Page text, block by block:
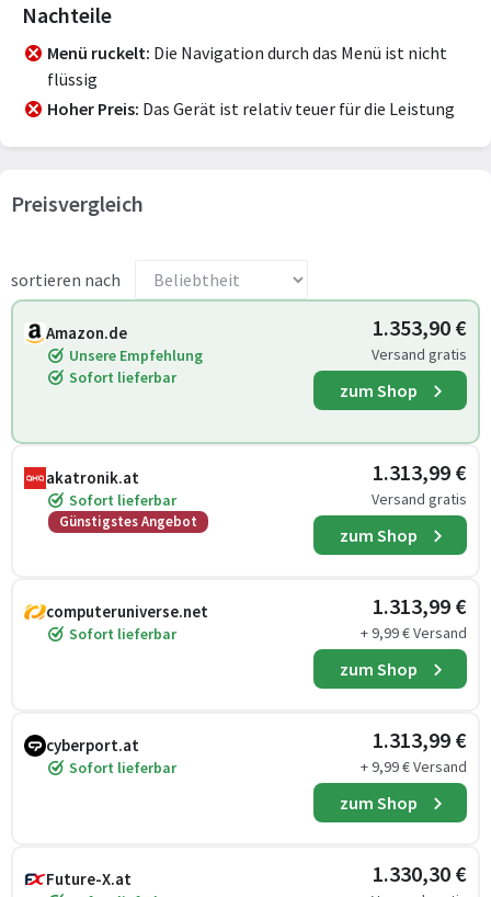
Nachteile
Menü ruckelt Die Navigation durch das Menü ist nicht
flüssig
Hoher Preis Das Gerät ist relativ teuer für die Leistung
Preisvergleich
sortieren nach
Amazon.de
Unsere Empfehlung
Sofort lieferbar
1.353,90 €
Versand gratis
zum Shop
akatronik.at
Sofort lieferbar
Günstigstes Angebot
1.313,99 €
Versand gratis
zum Shop
computeruniverse.net
Sofort lieferbar
1.313,99 €
+ 9,99 € Versand
zum Shop
cyberport.at
Sofort lieferbar
1.313,99 €
+ 9,99 € Versand
zum Shop
Future-X.at 1.330,30 €